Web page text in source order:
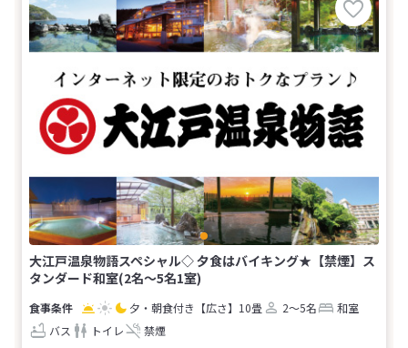
大江戸温泉物語スペシャル◇ 夕食はバイキング★【禁煙】ス
タンダード和室(2名～5名1室)
夕・朝食付き 【広さ】10畳 2～5名
和室
バス
トイレ 禁煙